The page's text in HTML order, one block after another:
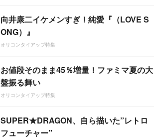
向井康二イケメンすぎ！純愛『（LOVE S
ONG）』
オリコンタイアップ特集
お値段そのまま45％増量！ファミマ夏の大
盤振る舞い
オリコンタイアップ特集
SUPER★DRAGON、自ら描いた”レトロ
フューチャー”